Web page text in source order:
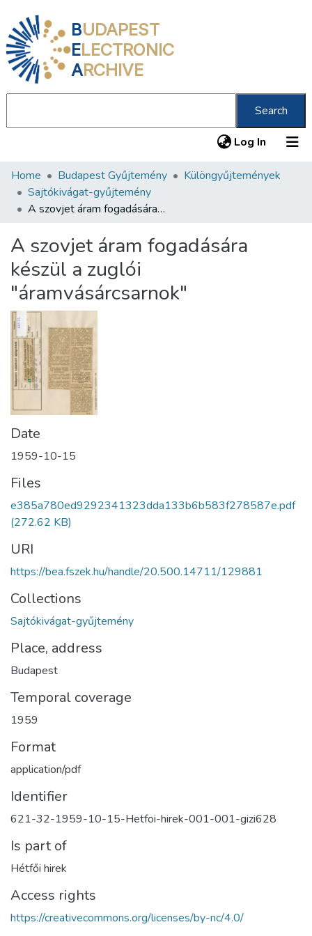
BUDAPEST
ELECTRONIC
ARCHIVE
Search
Log In (current)
Communities & Collections
All of DSpace
About us
Home Budapest Gyűjtemény
Különgyűjtemények
Sajtókivágat-gyűjtemény
A szovjet áram fogadására készül a zuglói "áramvásárcsarnok"
A szovjet áram fogadására
készül a zuglói
"áramvásárcsarnok"
Date
1959-10-15
Files
e385a780ed9292341323dda133b6b583f278587e.pdf
(272.62 KB)
URI
https://bea.fszek.hu/handle/20.500.14711/129881
Collections
Sajtókivágat-gyűjtemény
Place, address
Budapest
Temporal coverage
1959
Format
application/pdf
Identifier
621-32-1959-10-15-Hetfoi-hirek-001-001-gizi628
Is part of
Hétfői hirek
Access rights
https://creativecommons.org/licenses/by-nc/4.0/